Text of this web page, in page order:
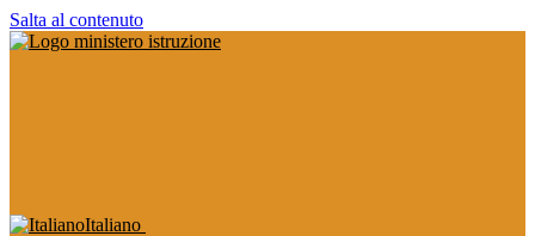
Salta al contenuto
Italiano